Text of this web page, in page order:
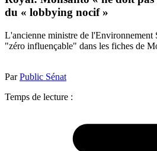
du « lobbying nocif »
L'ancienne ministre de l'Environnement
"zéro influençable" dans les fiches de
ParPublic Sénat
Temps de lecture :